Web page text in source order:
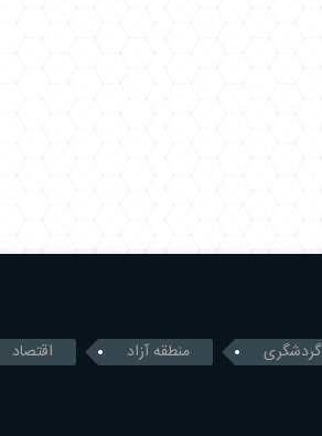
گردشگری منطقه آزاد
اقتصاد